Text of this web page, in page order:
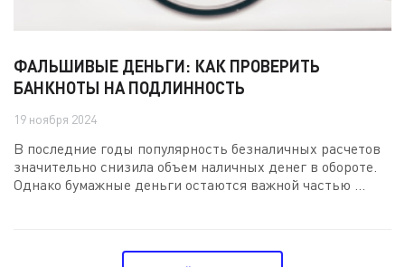
ФАЛЬШИВЫЕ ДЕНЬГИ: КАК ПРОВЕРИТЬ
БАНКНОТЫ НА ПОДЛИННОСТЬ
19 ноября 2024
В последние годы популярность безналичных расчетов
значительно снизила объем наличных денег в обороте.
Однако бумажные деньги остаются важной частью ...